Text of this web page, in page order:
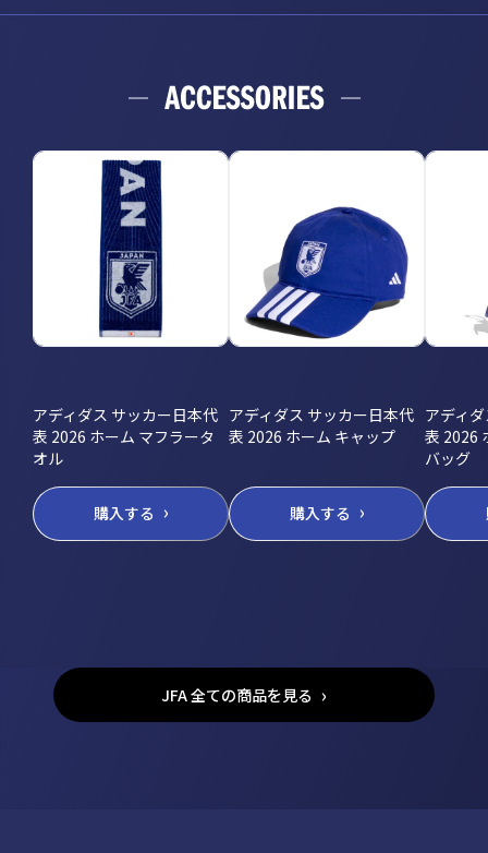
アディダス サッカー日本代
表 2026 ホーム マフラータ
オル
購入する
アディダス サッカー日本代
表 2026 ホーム キャップ
購入する
アディ
表 2026
バッグ
JFA 全ての商品を見る